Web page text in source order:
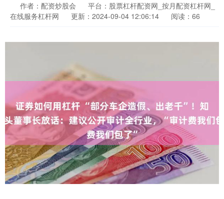
作者：配资炒股会
平台：股票杠杆配资网_按月配资杠杆网_
在线服务杠杆网
更新：2024-09-04 12:06:14 阅读：66